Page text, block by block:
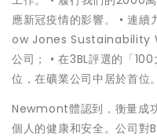
應新冠疫情的影響。 • 連
ow Jones Sustainability
公司； • 在3BL評選的「
位，在礦業公司中居於首位。
Newmont體認到，衡量成
個人的健康和安全。公司